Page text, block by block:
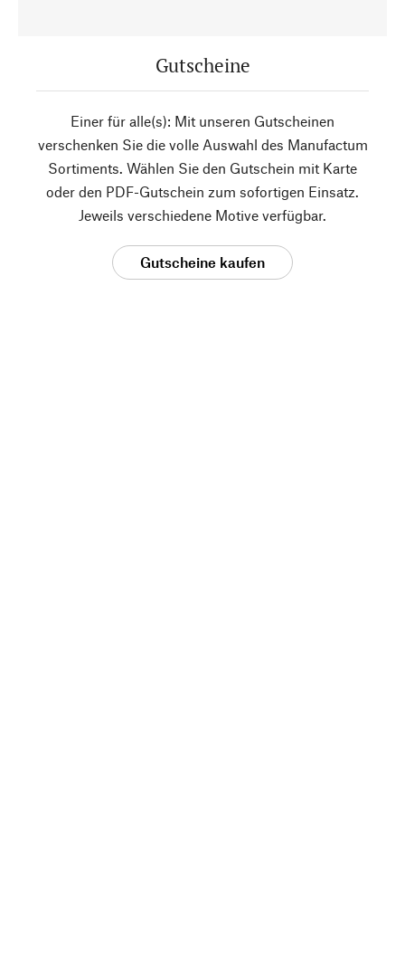
Gutscheine
Einer für alle(s): Mit unseren Gutscheinen
verschenken Sie die volle Auswahl des Manufactum
Sortiments. Wählen Sie den Gutschein mit Karte
oder den PDF-Gutschein zum sofortigen Einsatz.
Jeweils verschiedene Motive verfügbar.
Gutscheine kaufen